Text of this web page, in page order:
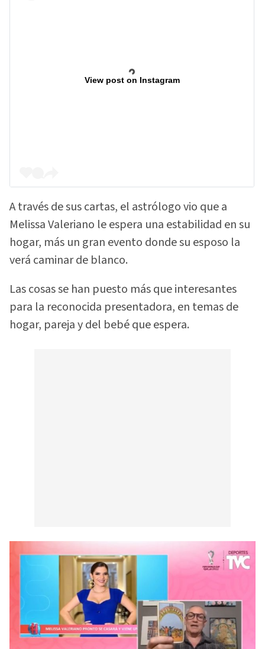
View post on Instagram
A través de sus cartas, el astrólogo vio que a
Melissa Valeriano le espera una estabilidad en su
hogar, más un gran evento donde su esposo la
verá caminar de blanco.
Las cosas se han puesto más que interesantes
para la reconocida presentadora, en temas de
hogar, pareja y del bebé que espera.